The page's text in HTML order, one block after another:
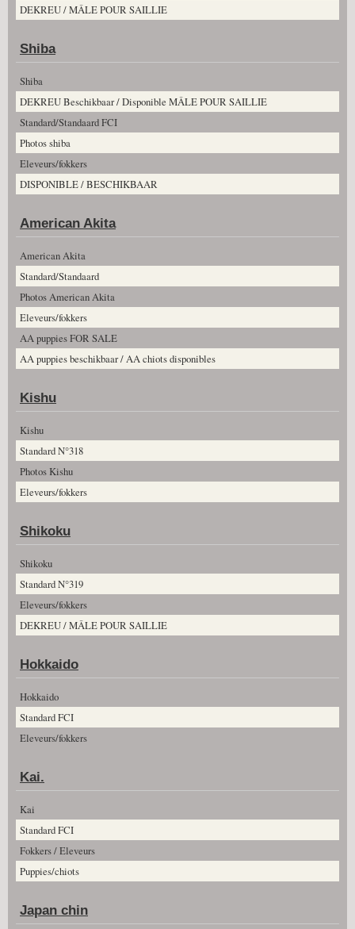
DEKREU / MÂLE POUR SAILLIE
Shiba
Shiba
DEKREU Beschikbaar / Disponible MÂLE POUR SAILLIE
Standard/Standaard FCI
Photos shiba
Eleveurs/fokkers
DISPONIBLE / BESCHIKBAAR
American Akita
American Akita
Standard/Standaard
Photos American Akita
Eleveurs/fokkers
AA puppies FOR SALE
AA puppies beschikbaar / AA chiots disponibles
Kishu
Kishu
Standard N°318
Photos Kishu
Eleveurs/fokkers
Shikoku
Shikoku
Standard N°319
Eleveurs/fokkers
DEKREU / MÂLE POUR SAILLIE
Hokkaido
Hokkaido
Standard FCI
Eleveurs/fokkers
Kai.
Kai
Standard FCI
Fokkers / Eleveurs
Puppies/chiots
Japan chin